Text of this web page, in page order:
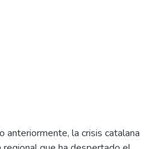
anteriormente, la crisis catalana